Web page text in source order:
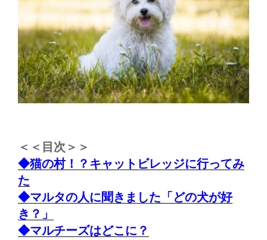
＜＜目次＞＞
◆猫の村！？キャットビレッジに行ってみ
た
◆マルタの人に聞きました「どの犬が好
き？」
◆マルチーズはどこに？